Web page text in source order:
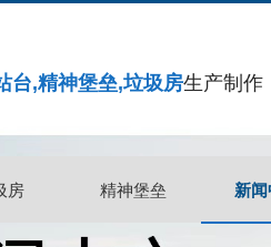
台,精神堡垒,垃圾房生产制作
房 精神堡垒 新